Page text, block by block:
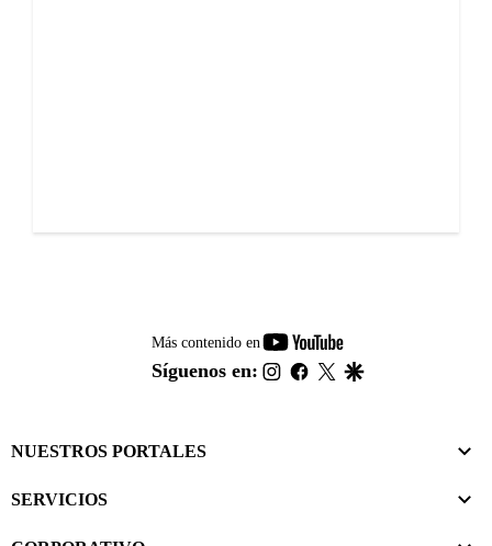
Más contenido en
youtube-
footer
Síguenos en: instagram
facebook
twitter
NUESTROS PORTALES
SERVICIOS